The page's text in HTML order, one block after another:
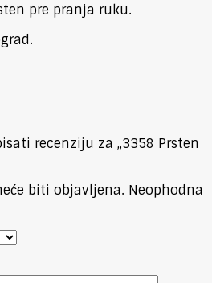
pre pranja ruku.
recenziju za „3358 Prsten
biti objavljena. Neophodna